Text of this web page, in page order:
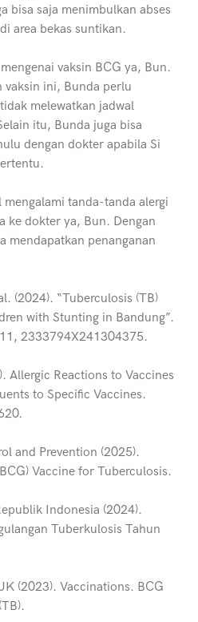
bisa saja menimbulkan abses
area bekas suntikan.
vaksin BCG ya, Bun.
vaksin ini, Bunda perlu
melewatkan jadwal
itu, Bunda juga bisa
dengan dokter apabila Si
tanda-tanda alergi
ke dokter ya, Bun. Dengan
mendapatkan penanganan
(2024). “Tuberculosis (TB)
with Stunting in Bandung”.
2333794X241304375.
Allergic Reactions to Vaccines
to Specific Vaccines.
and Prevention (2025).
Vaccine for Tuberculosis.
Indonesia (2024).
Tuberkulosis Tahun
(2023). Vaccinations. BCG